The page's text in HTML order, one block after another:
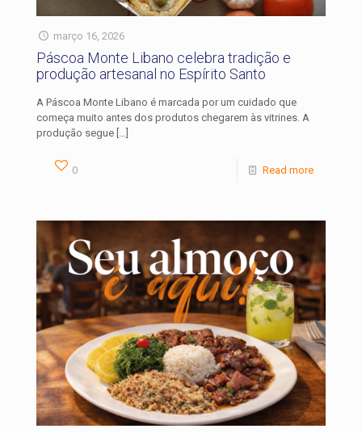
março 16, 2026
Páscoa Monte Libano celebra tradição e
produção artesanal no Espírito Santo
A Páscoa Monte Libano é marcada por um cuidado que
começa muito antes dos produtos chegarem às vitrines. A
produção segue […]
0 Read more